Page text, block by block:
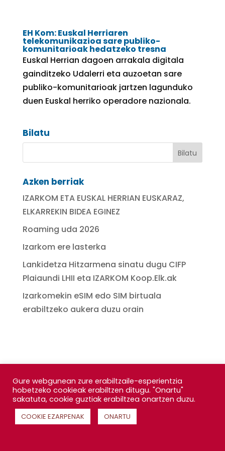
EH Kom: Euskal Herriaren
telekomunikazioa sare publiko-
komunitarioak hedatzeko tresna
Euskal Herrian dagoen arrakala digitala
gainditzeko Udalerri eta auzoetan sare
publiko-komunitarioak jartzen lagunduko
duen Euskal herriko operadore nazionala.
Bilatu
Azken berriak
IZARKOM ETA EUSKAL HERRIAN EUSKARAZ,
ELKARREKIN BIDEA EGINEZ
Roaming uda 2026
Izarkom ere lasterka
Lankidetza Hitzarmena sinatu dugu CIFP
Plaiaundi LHII eta IZARKOM Koop.Elk.ak
Izarkomekin eSIM edo SIM birtuala
erabiltzeko aukera duzu orain
Gure webgunean zure erabiltzaile-esperientzia
hobetzeko cookieak erabiltzen ditugu. "Onartu"
sakatuta, cookie guztiak erabiltzea onartzen duzu.
COOKIE EZARPENAK ONARTU